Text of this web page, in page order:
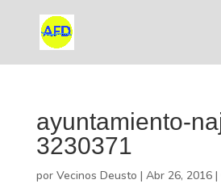
ayuntamiento-
3230371
por Vecinos Deusto | Abr 26, 2016|